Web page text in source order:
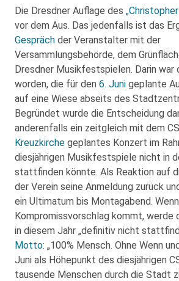
Die Dresdner Auflage des
vor dem Aus. Das jedenfalls ist das
Gespräch der Veranstalter mit der
Versammlungsbehörde, dem
Dresdner Musikfestspielen. Darin
worden, die für den 6. Juni geplante
auf eine Wiese abseits des
Begründet wurde die Entscheidung
anderenfalls ein zeitgleich mit dem
Kreuzkirche geplantes Konzert im
diesjährigen Musikfestspiele nicht in
stattfinden könnte. Als Reaktion auf
der Verein seine Anmeldung zurück
ein Ultimatum bis Montagabend.
Kompromissvorschlag kommt, werde
in diesem Jahr „definitiv nicht
Motto: „100% Mensch. Ohne Wenn
Juni als Höhepunkt des diesjährigen
tausende Menschen durch die Stadt